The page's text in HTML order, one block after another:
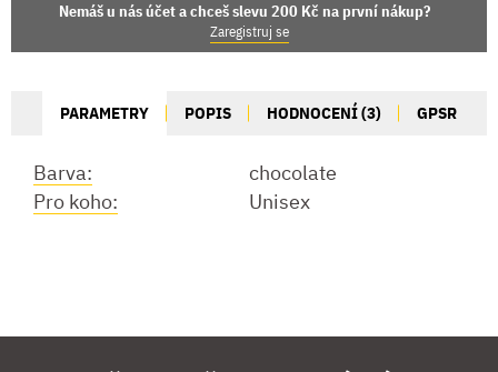
Nemáš u nás účet a chceš slevu 200 Kč na první nákup?
Zaregistruj se
PARAMETRY POPIS HODNOCENÍ (3) GPSR
Barva:
chocolate
Pro koho:
Unisex